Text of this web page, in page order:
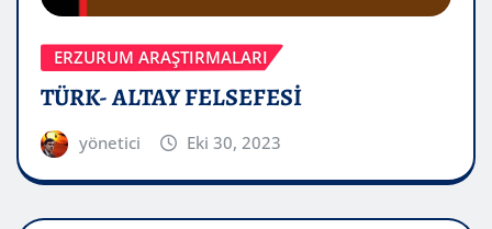
ERZURUM ARAŞTIRMALARI
TÜRK- ALTAY FELSEFESİ
yönetici Eki 30, 2023